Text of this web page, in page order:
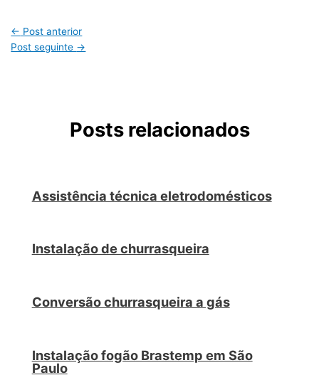
← Post anterior
Post seguinte →
Posts relacionados
Assistência técnica eletrodomésticos
Instalação de churrasqueira
Conversão churrasqueira a gás
Instalação fogão Brastemp em São
Paulo